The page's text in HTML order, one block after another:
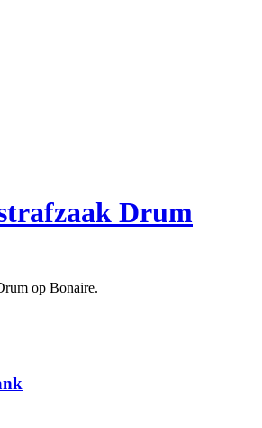
Drum
op Bonaire.